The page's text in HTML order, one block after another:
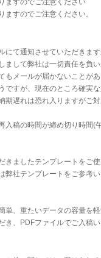
ますのでご注意ください
ますのでご注意ください。
にて通知させていただきま
して弊社は一切責任を負い
メールが届かないことが
ですが、現在のところ確実
遅れは恐れ入りますがご
入稿の時間が締め切り時間(
きましたテンプレートをご
弊社テンプレート をご参考
単、重たいデータの容量を
、PDFファイルでご入稿